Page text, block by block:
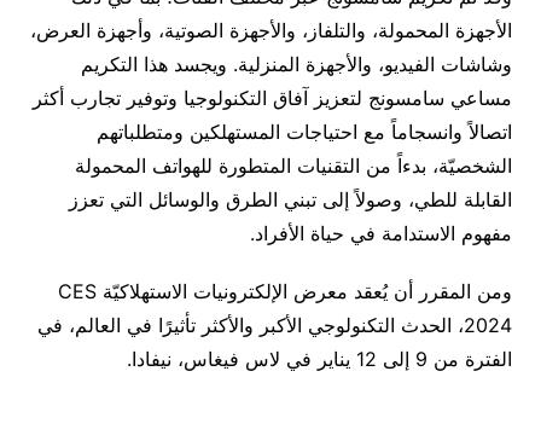
الأجهزة المحمولة، والتلفاز، والأجهزة الصوتية، وأجهزة العرض،
وشاشات الفيديو، والأجهزة المنزلية. ويجسد هذا التكريم
مساعي سامسونج لتعزيز آفاق التكنولوجيا وتوفير تجارب أكثر
اتصالاً وانسجاماً مع احتياجات المستهلكين ومتطلباتهم
الشخصيّة، بدءاً من التقنيات المتطورة للهواتف المحمولة
القابلة للطي، وصولاً إلى تبني الطرق والوسائل التي تعزز
مفهوم الاستدامة في حياة الأفراد.
ومن المقرر أن يُعقد معرض الإلكترونيات الاستهلاكيّة CES
2024، الحدث التكنولوجي الأكبر والأكثر تأثيرًا في العالم، في
الفترة من 9 إلى 12 يناير في لاس فيغاس، نيفادا.